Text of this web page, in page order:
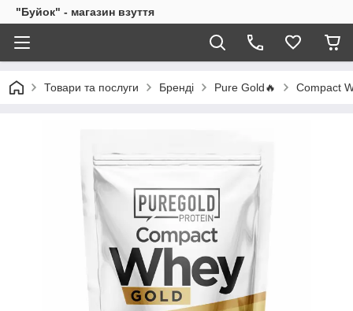
"Буйок" - магазин взуття
Товари та послуги Бренді Pure Gold🔥 Compact